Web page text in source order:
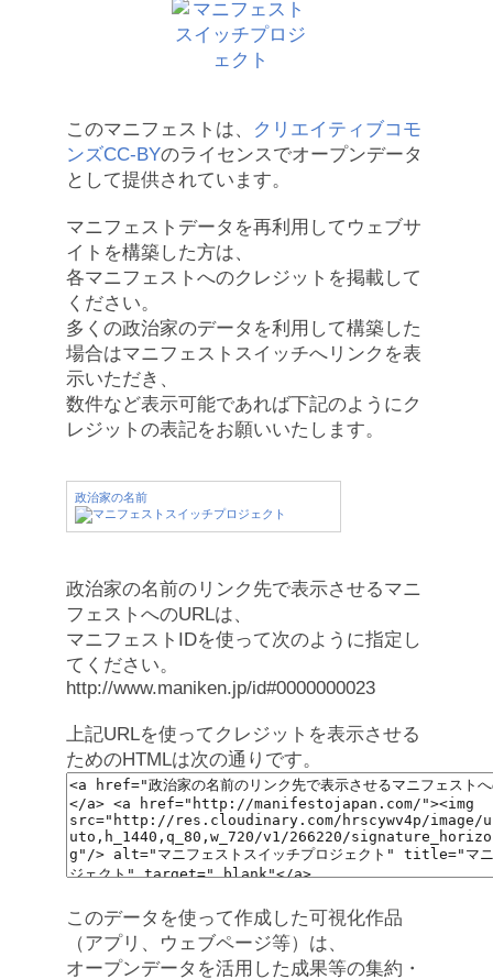
このマニフェストは、
クリエイティブコモ
ンズCC-BYのライセンスでオープンデータ
として提供されています。
マニフェストデータを再利用してウェブサ
イトを構築した方は、
各マニフェストへのクレジットを掲載して
ください。
多くの政治家のデータを利用して構築した
場合はマニフェストスイッチへリンクを表
示いただき、
数件など表示可能であれば下記のようにク
レジットの表記をお願いいたします。
政治家の名前
政治家の名前のリンク先で表示させるマニ
フェストへのURLは、
マニフェストIDを使って次のように指定し
てください。
http://www.maniken.jp/id#0000000023
上記URLを使ってクレジットを表示させる
ためのHTMLは次の通りです。
このデータを使って作成した可視化作品
（アプリ、ウェブページ等）は、
オープンデータを活用した成果等の集約・